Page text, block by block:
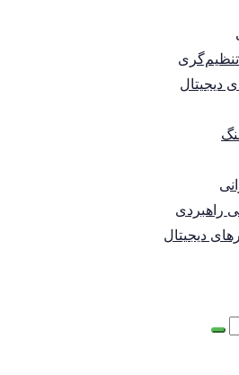
دیجیتال
راهبردی
دیجیتال